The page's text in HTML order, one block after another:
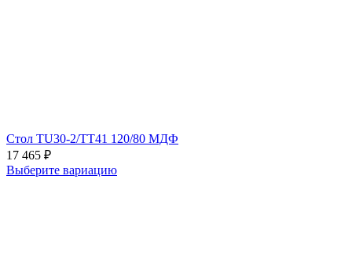
Стол TU30-2/TT41 120/80 МДФ
17 465 ₽
Выберите вариацию